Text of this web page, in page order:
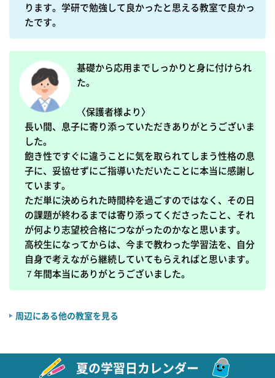
ります。学研で勉強して良かったと思える教室で良かっ
たです。
基礎から応用までしっかりと身に付けられ
た。
〈保護者様より〉
長い間、息子に寄り添っていただきありがとうございま
した。
飽き性ですぐに違うことに気を取られてしまう性格の息
子に、妥協せずにご指導いただいたことに本当に感謝し
ています。
ただ単に決められた時間枠を過ごすのではなく、その日
の課題が終わるまでは寄り添ってくださったこと、それ
が何より志望校合格につながったのかなと思います。
高校生になってからは、今まで教わった学習法を、自分
自身で考えながら継続していてもらえればと思います。
周辺にある他の教室を見る
夏の学習日カレンダー